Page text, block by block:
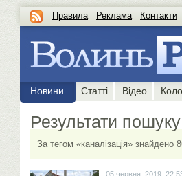
Правила Реклама Контакти
Новини Статті Відео
Результати пошуку
За тегом «каналізація» знайдено
05 червня, 2019,